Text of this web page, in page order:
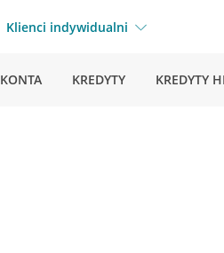
Klienci indywidualni
KONTA KREDYTY KREDYTY